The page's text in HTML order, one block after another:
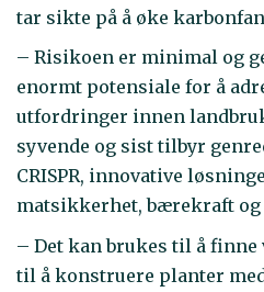
tar sikte på å øke
– Risikoen er minimal og
enormt potensiale for å
utfordringer innen
syvende og sist tilbyr
CRISPR, innovative
matsikkerhet, bærekraft og
– Det kan brukes til å
til å konstruere planter